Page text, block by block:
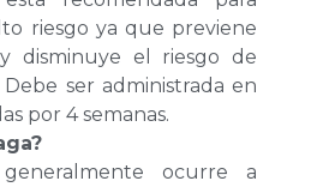
riesgo ya que previene
disminuye el riesgo de
Debe ser administrada en
por 4 semanas.
generalmente ocurre a